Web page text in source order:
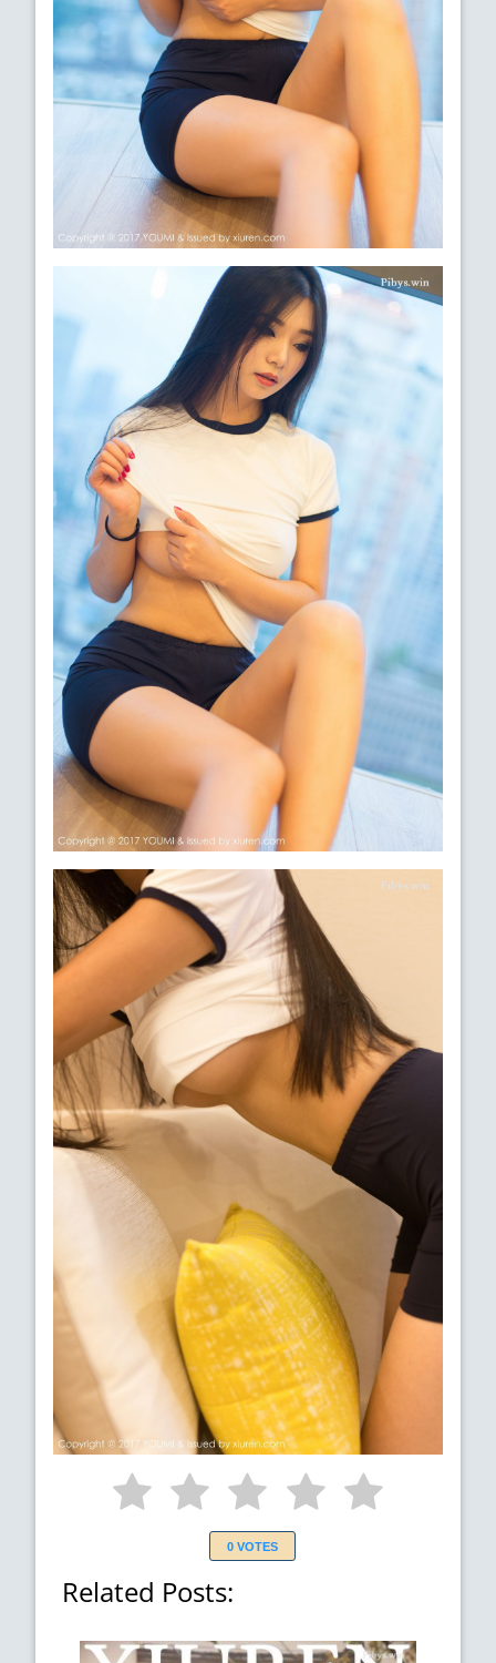
0 VOTES
Related Posts: